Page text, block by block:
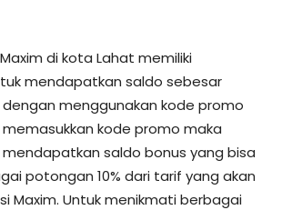
di kota Lahat memiliki
mendapatkan saldo sebesar
dengan menggunakan kode promo
memasukkan kode promo maka
saldo bonus yang bisa
potongan 10% dari tarif yang akan
Maxim. Untuk menikmati berbagai